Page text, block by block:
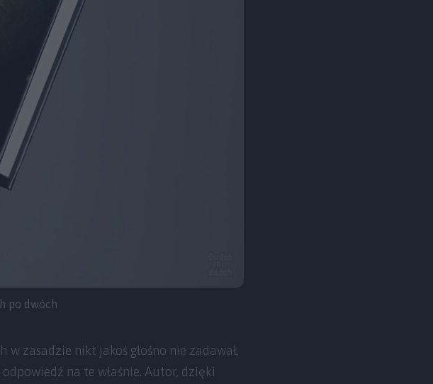
po dwóch
zasadzie nikt jakoś głośno nie zadawał,
na te właśnie. Autor, dzięki